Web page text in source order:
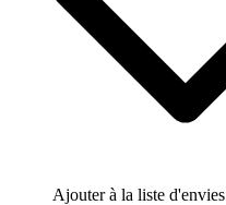
Ajouter à la liste d'envies